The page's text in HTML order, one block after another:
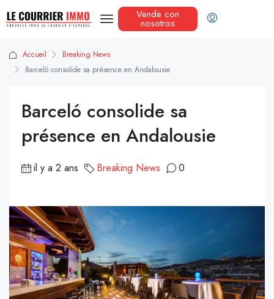
Vende con
nosotros
Accueil
Breaking News
Barceló consolide sa présence en Andalousie
Barceló consolide sa
présence en Andalousie
il y a 2 ans Breaking News 0